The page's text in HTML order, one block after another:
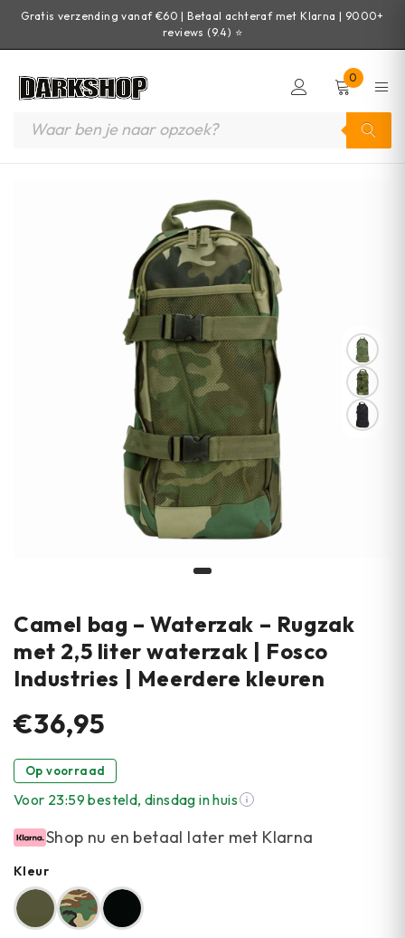
Gratis verzending vanaf €60 | Betaal achteraf met Klarna | 9000+
reviews (9.4) ⭐
0
Camel bag – Waterzak – Rugzak
met 2,5 liter waterzak | Fosco
Industries | Meerdere kleuren
€36,95
Op voorraad
Voor 23:59 besteld, dinsdag in huis
Shop nu en betaal later met Klarna
Kleur